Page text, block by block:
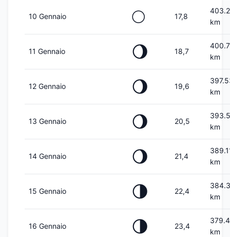
10 Gennaio 🌕 17,8
km
11 Gennaio 🌖 18,7
km
12 Gennaio 🌖 19,6
km
13 Gennaio 🌖 20,5
km
14 Gennaio 🌖 21,4
km
15 Gennaio 🌗 22,4
km
16 Gennaio 🌗 23,4
km